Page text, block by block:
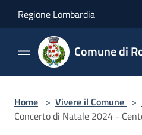
Regione Lombardia
Comune di
Home > Vivere il Comune >
Concerto di Natale 2024 -